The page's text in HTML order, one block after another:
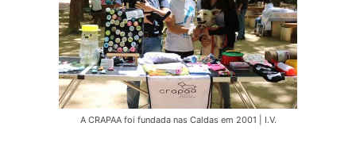
A CRAPAA foi fundada nas Caldas em 2001 | I.V.